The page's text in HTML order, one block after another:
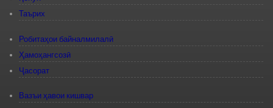
Таърих
Робитаҳои байналмилалӣ
Ҳамоҳангсозӣ
Ҷасорат
Вазъи ҳавои кишвар